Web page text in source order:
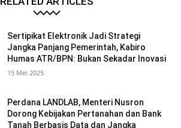
Sertipikat Elektronik Jadi Strategi
Jangka Panjang Pemerintah, Kabiro
Humas ATR/BPN: Bukan Sekadar Inovasi
15 Mei 2025
Perdana LANDLAB, Menteri Nusron
Dorong Kebijakan Pertanahan dan Bank
Tanah Berbasis Data dan Jangka